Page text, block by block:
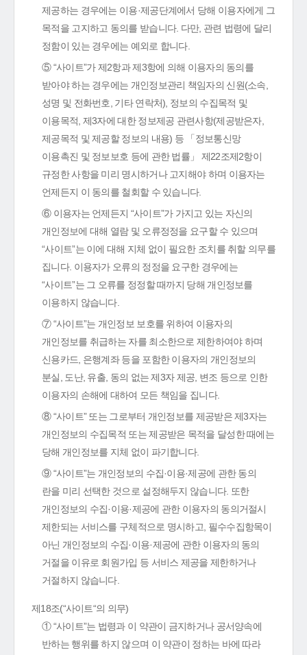
제공하는 경우에는 이용·제공단계에서 당해 이용자에게 그
목적을 고지하고 동의를 받습니다. 다만, 관련 법령에 달리
정함이 있는 경우에는 예외로 합니다.
⑤ “사이트”가 제2항과 제3항에 의해 이용자의 동의를
받아야 하는 경우에는 개인정보관리 책임자의 신원(소속,
성명 및 전화번호, 기타 연락처), 정보의 수집목적 및
이용목적, 제3자에 대한 정보제공 관련사항(제공받은자,
제공목적 및 제공할 정보의 내용) 등 「정보통신망
이용촉진 및 정보보호 등에 관한 법률」 제22조제2항이
규정한 사항을 미리 명시하거나 고지해야 하며 이용자는
언제든지 이 동의를 철회할 수 있습니다.
⑥ 이용자는 언제든지 “사이트”가 가지고 있는 자신의
개인정보에 대해 열람 및 오류정정을 요구할 수 있으며
“사이트”는 이에 대해 지체 없이 필요한 조치를 취할 의무를
집니다. 이용자가 오류의 정정을 요구한 경우에는
“사이트”는 그 오류를 정정할 때까지 당해 개인정보를
이용하지 않습니다.
⑦ “사이트”는 개인정보 보호를 위하여 이용자의
개인정보를 취급하는 자를 최소한으로 제한하여야 하며
신용카드, 은행계좌 등을 포함한 이용자의 개인정보의
분실, 도난, 유출, 동의 없는 제3자 제공, 변조 등으로 인한
이용자의 손해에 대하여 모든 책임을 집니다.
⑧ “사이트” 또는 그로부터 개인정보를 제공받은 제3자는
개인정보의 수집목적 또는 제공받은 목적을 달성한 때에는
당해 개인정보를 지체 없이 파기합니다.
⑨ “사이트”는 개인정보의 수집·이용·제공에 관한 동의
란을 미리 선택한 것으로 설정해두지 않습니다. 또한
개인정보의 수집·이용·제공에 관한 이용자의 동의거절시
제한되는 서비스를 구체적으로 명시하고, 필수수집항목이
아닌 개인정보의 수집·이용·제공에 관한 이용자의 동의
거절을 이유로 회원가입 등 서비스 제공을 제한하거나
거절하지 않습니다.
제18조(“사이트“의 의무)
① “사이트”는 법령과 이 약관이 금지하거나 공서양속에
반하는 행위를 하지 않으며 이 약관이 정하는 바에 따라